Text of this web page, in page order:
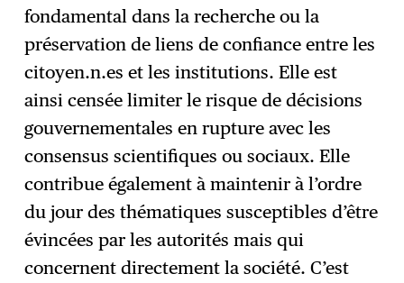
fondamental dans la recherche ou la
préservation de liens de confiance entre les
citoyen.n.es et les institutions. Elle est
ainsi censée limiter le risque de décisions
gouvernementales en rupture avec les
consensus scientifiques ou sociaux. Elle
contribue également à maintenir à l’ordre
du jour des thématiques susceptibles d’être
évincées par les autorités mais qui
concernent directement la société. C’est